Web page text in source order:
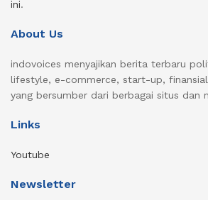
ini.
About Us
indovoices menyajikan berita terbaru
lifestyle, e-commerce, start-up,
yang bersumber dari berbagai situs dan
Links
Youtube
Newsletter